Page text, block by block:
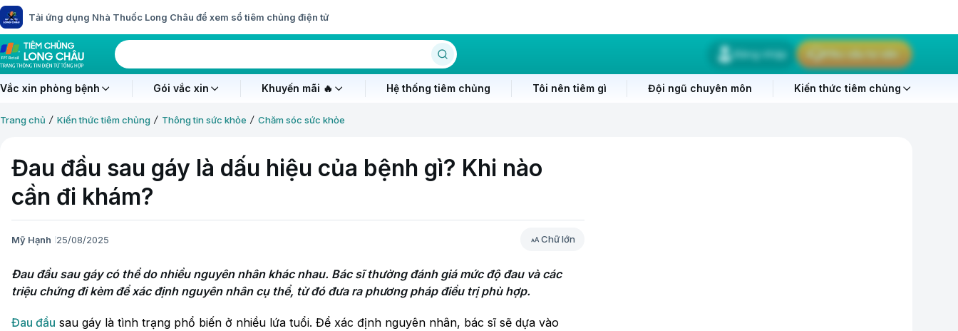
Tải ứng dụng Nhà Thuốc Long Châu để xem sổ tiêm chủng điện tử
Đăng nhập Yêu cầu tư vấn
Vắc xin phòng bệnh Gói vắc xin Khuyến mãi 🔥 Hệ thống tiêm chủng Tôi nên tiêm gì Đội ngũ chuyên môn Kiến thức tiêm chủng
Trang chủ Kiến thức tiêm chủng Thông tin sức khỏe Chăm sóc sức khỏe
Đau đầu sau gáy là dấu hiệu của bệnh gì? Khi nào
cần đi khám?
Mỹ Hạnh 25/08/2025 Chữ lớn
Đau đầu sau gáy có thể do nhiều nguyên nhân khác nhau. Bác sĩ thường đánh giá mức độ đau và các
triệu chứng đi kèm để xác định nguyên nhân cụ thể, từ đó đưa ra phương pháp điều trị phù hợp.
Đau đầu sau gáy là tình trạng phổ biến ở nhiều lứa tuổi. Để xác định nguyên nhân, bác sĩ sẽ dựa vào